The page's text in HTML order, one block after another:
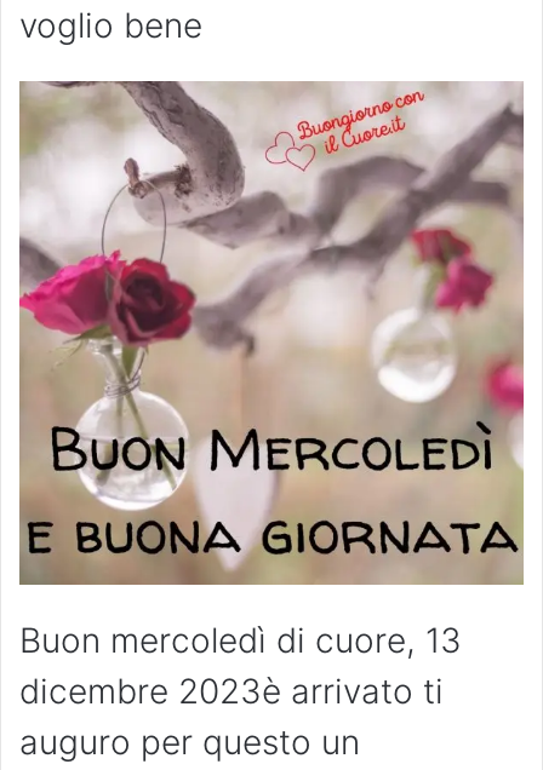
voglio bene
Buon mercoledì di cuore, 13
dicembre 2023è arrivato ti
auguro per questo un